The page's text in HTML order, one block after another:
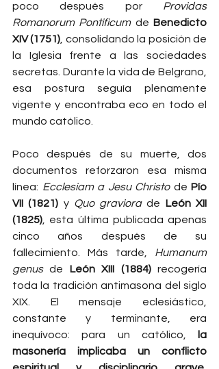
poco después por Providas
Romanorum Pontificum de Benedicto
XIV (1751) , consolidando la posición de
la Iglesia frente a las sociedades
secretas. Durante la vida de Belgrano,
esa postura seguía plenamente
vigente y encontraba eco en todo el
mundo católico.
Poco después de su muerte, dos
documentos reforzaron esa misma
línea: Ecclesiam a Jesu Christo de Pío
VII (1821) y Quo graviora de León XII
(1825) , esta última publicada apenas
cinco años después de su
fallecimiento. Más tarde, Humanum
genus de León XIII (1884) recogería
toda la tradición antimasona del siglo
XIX. El mensaje eclesiástico,
constante y terminante, era
inequívoco: para un católico,
la
masonería implicaba un conflicto